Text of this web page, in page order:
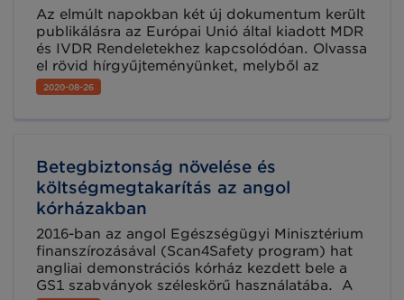
Az elmúlt napokban két új dokumentum került
publikálásra az Európai Unió által kiadott MDR
és IVDR Rendeletekhez kapcsolódóan. Olvassa
el rövid hírgyűjteményünket, melyből az
aktuális információkról tájékozódhat.
2020-08-26
Betegbiztonság növelése és
költségmegtakarítás az angol
kórházakban
2016-ban az angol Egészségügyi Minisztérium
finanszírozásával (Scan4Safety program) hat
angliai demonstrációs kórház kezdett bele a
GS1 szabványok széleskörű használatába. A